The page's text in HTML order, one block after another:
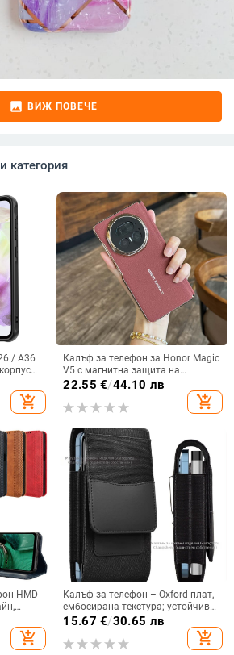
image ВИЖ ПОВЕЧЕ
категория
/ A36
add_shopping_cart
Калъф за телефон за Honor Magic
V5 с магнитна защита на
централната ос, пълна защита на
електроплатиране, защита срещу
22.55 €/44.10 лв
add_shopping_cart
HMD
за
add_shopping_cart
Калъф за телефон – Oxford плат,
ембосирана текстура; устойчив
на износ и изпадане, против
отпечатъци; съвместим с iPhone
12, iPhone 13, iPhone 14 и други
15.67 €/30.65 лв
add_shopping_cart